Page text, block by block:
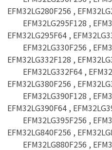
EFM32LG280F256 ,
EFM32LG295F128 ,
EFM32LG295F64 ,
EFM32LG330F256 ,
EFM32LG332F128 ,
EFM32LG332F64 ,
EFM32LG380F256 ,
EFM32LG390F128 ,
EFM32LG390F64 ,
EFM32LG395F256 ,
EFM32LG840F256 ,
EFM32LG880F256 ,